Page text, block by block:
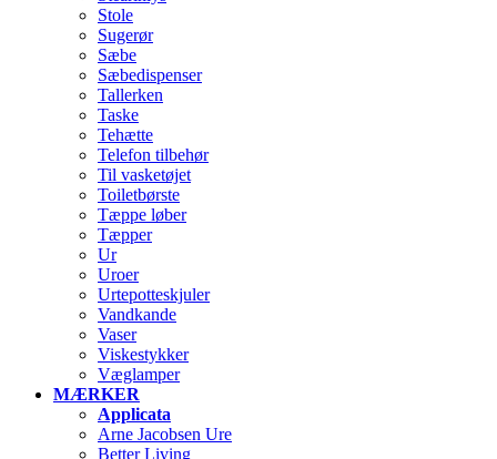
Stole
Sugerør
Sæbe
Sæbedispenser
Tallerken
Taske
Tehætte
Telefon tilbehør
Til vasketøjet
Toiletbørste
Tæppe løber
Tæpper
Ur
Uroer
Urtepotteskjuler
Vandkande
Vaser
Viskestykker
Væglamper
MÆRKER
Applicata
Arne Jacobsen Ure
Better Living